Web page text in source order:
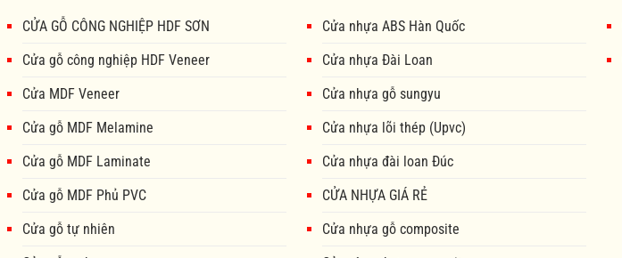
CỬA GỖ CÔNG NGHIỆP HDF SƠN
Cửa gỗ công nghiệp HDF Veneer
Cửa MDF Veneer
Cửa gỗ MDF Melamine
Cửa gỗ MDF Laminate
Cửa gỗ MDF Phủ PVC
Cửa gỗ tự nhiên
Cửa nhựa ABS Hàn Quốc
Cửa nhựa Đài Loan
Cửa nhựa gỗ sungyu
Cửa nhựa lõi thép (Upvc)
Cửa nhựa đài loan Đúc
CỬA NHỰA GIÁ RẺ
Cửa nhựa gỗ composite